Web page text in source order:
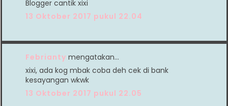
Blogger cantik xixi
13 Oktober 2017 pukul 22.04
Febrianty mengatakan…
xixi, ada kog mbak coba deh cek di bank
kesayangan wkwk
13 Oktober 2017 pukul 22.05